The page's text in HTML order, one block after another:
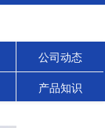
公司动态
产品知识